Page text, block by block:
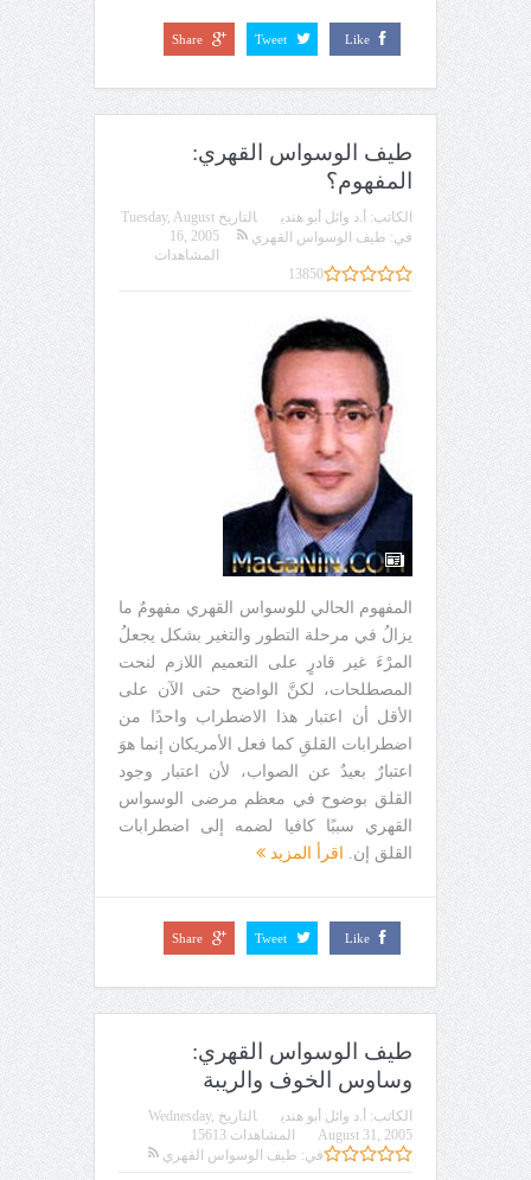
Like
Tweet
Share
طيف الوسواس القهري:
المفهوم؟
الكاتب: أ.د وائل أبو هندي التاريخ Tuesday, August
16, 2005
في: طيف الوسواس القهري
المشاهدات
13850
المفهوم الحالي للوسواس القهري مفهومٌ ما
يزالُ في مرحلة التطور والتغير بشكل يجعلُ
المرْءَ غير قادرٍ على التعميم اللازم لنحت
المصطلحات، لكنَّ الواضح حتى الآن على
الأقل أن اعتبار هذا الاضطراب واحدًا من
اضطرابات القلقِ كما فعل الأمريكان إنما هوَ
اعتبارٌ بعيدٌ عن الصواب، لأن اعتبار وجود
القلق بوضوح في معظم مرضى الوسواس
القهري سببًا كافيا لضمه إلى اضطرابات
القلق إن.
اقرأ المزيد
Like
Tweet
Share
طيف الوسواس القهري:
وساوس الخوف والريبة
الكاتب: أ.د وائل أبو هندي التاريخ Wednesday,
August 31, 2005
في: طيف الوسواس القهري
المشاهدات 15613